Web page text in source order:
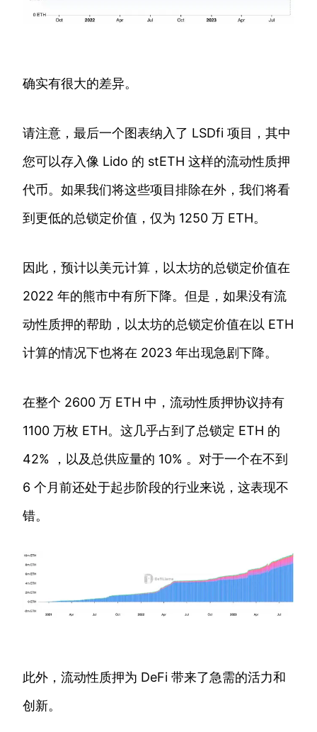
确实有很大的差异。
请注意，最后一个图表纳入了 LSDfi 项目，其中
您可以存入像 Lido 的 stETH 这样的流动性质押
代币。如果我们将这些项目排除在外，我们将看
到更低的总锁定价值，仅为 1250 万 ETH。
因此，预计以美元计算，以太坊的总锁定价值在
2022 年的熊市中有所下降。但是，如果没有流
动性质押的帮助，以太坊的总锁定价值在以 ETH
计算的情况下也将在 2023 年出现急剧下降。
在整个 2600 万 ETH 中，流动性质押协议持有
1100 万枚 ETH。这几乎占到了总锁定 ETH 的
42% ，以及总供应量的 10% 。对于一个在不到
6 个月前还处于起步阶段的行业来说，这表现不
错。
此外，流动性质押为 DeFi 带来了急需的活力和
创新。